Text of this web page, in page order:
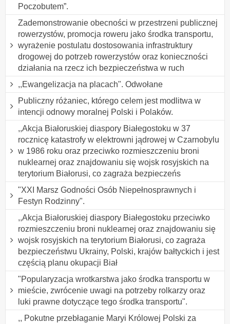
Poczobutem”.
Zademonstrowanie obecności w przestrzeni publicznej
rowerzystów, promocja roweru jako środka transportu,
wyrażenie postulatu dostosowania infrastruktury
drogowej do potrzeb rowerzystów oraz konieczności
działania na rzecz ich bezpieczeństwa w ruch
,,Ewangelizacja na placach". Odwołane
Publiczny różaniec, którego celem jest modlitwa w
intencji odnowy moralnej Polski i Polaków.
,,Akcja Białoruskiej diaspory Białegostoku w 37
rocznicę katastrofy w elektrowni jądrowej w Czarnobylu
w 1986 roku oraz przeciwko rozmieszczeniu broni
nuklearnej oraz znajdowaniu się wojsk rosyjskich na
terytorium Białorusi, co zagraża bezpieczeńs
"XXI Marsz Godności Osób Niepełnosprawnych i
Festyn Rodzinny".
,,Akcja Białoruskiej diaspory Białegostoku przeciwko
rozmieszczeniu broni nuklearnej oraz znajdowaniu się
wojsk rosyjskich na terytorium Białorusi, co zagraża
bezpieczeństwu Ukrainy, Polski, krajów bałtyckich i jest
częścią planu okupacji Biał
"Popularyzacja wrotkarstwa jako środka transportu w
mieście, zwrócenie uwagi na potrzeby rolkarzy oraz
luki prawne dotyczące tego środka transportu".
,, Pokutne przebłaganie Maryi Królowej Polski za